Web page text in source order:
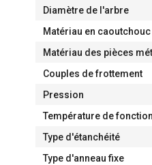
Diamètre de l'arbre
Matériau en caoutchouc
Matériau des pièces
Couples de frottement
Pression
Température de
Type d'étanchéité
Type d'anneau fixe